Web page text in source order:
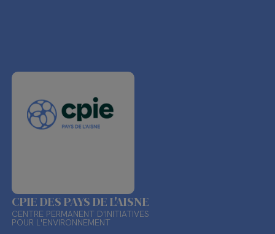
CPIE DES PAYS DE L'AISNE
CENTRE PERMANENT D'INITIATIVES
POUR L'ENVIRONNEMENT